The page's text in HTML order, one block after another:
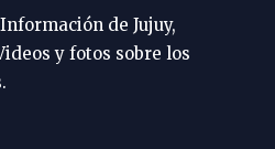
de Jujuy,
y fotos sobre los